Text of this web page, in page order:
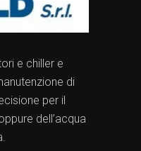
e chiller e
di
per il
dell’acqua